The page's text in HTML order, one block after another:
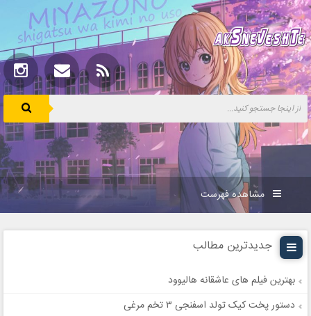
مشاهده فهرست
جدیدترین مطالب
بهترین فیلم های عاشقانه هالیوود
دستور پخت کیک تولد اسفنجی ۳ تخم مرغی